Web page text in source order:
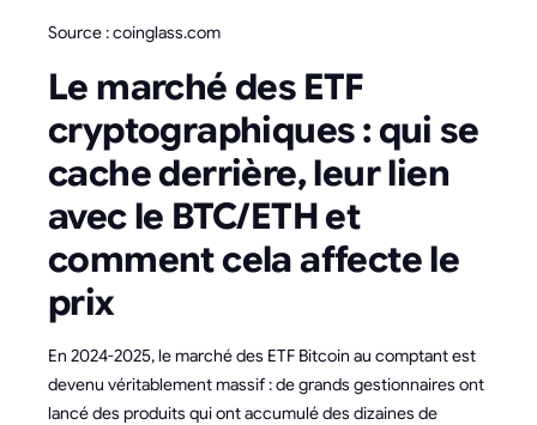
Source : coinglass.com
Le marché des ETF
cryptographiques : qui se
cache derrière, leur lien
avec le BTC/ETH et
comment cela affecte le
prix
En 2024-2025, le marché des ETF Bitcoin au comptant est
devenu véritablement massif : de grands gestionnaires ont
lancé des produits qui ont accumulé des dizaines de